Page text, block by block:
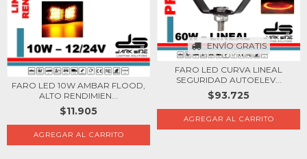
FARO LED 10W AMBAR FLOOD,
ALTO RENDIMIEN...
$11.905
ENVÍO GRATIS
FARO LED CURVA LINEAL
SEGURIDAD AUTOELEV...
$93.725